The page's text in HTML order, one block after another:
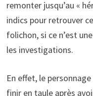
remonter jusqu’au «
indics pour retrouver
folichon, si ce n’est
les investigations.
En effet, le
finir en taule après